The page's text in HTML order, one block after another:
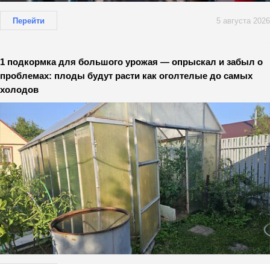
Перейти 5 августа 2026
1 подкормка для большого урожая — опрыскал и забыл о
проблемах: плоды будут расти как оголтелые до самых
холодов